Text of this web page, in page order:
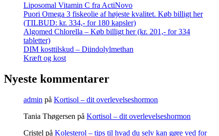
Liposomal Vitamin C fra ActiNovo
Puori Omega 3 fiskeolie af højeste kvalitet. Køb billigt her
(TILBUD: kr. 334,- for 180 kapsler)
Algomed Chlorella – Køb billigt her (kr. 201,- for 334
tabletter)
DIM kosttilskud – Diindolylmethan
Kræft og kost
Nyeste kommentarer
admin på Kortisol – dit overlevelseshormon
Tania Thøgersen på Kortisol – dit overlevelseshormon
Cristel på Kolesterol – tips til hvad du selv kan gøre ved for